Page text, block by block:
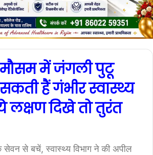
में जंगली पुटू
हैं गंभीर स्वास्थ्य
लक्षण दिखे तो तुरंत
से बचें, स्वास्थ्य विभाग ने की अपील